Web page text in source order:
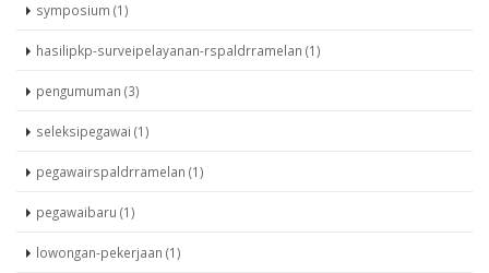
symposium (1)
hasilipkp-surveipelayanan-rspaldrramelan (1)
pengumuman (3)
seleksipegawai (1)
pegawairspaldrramelan (1)
pegawaibaru (1)
lowongan-pekerjaan (1)